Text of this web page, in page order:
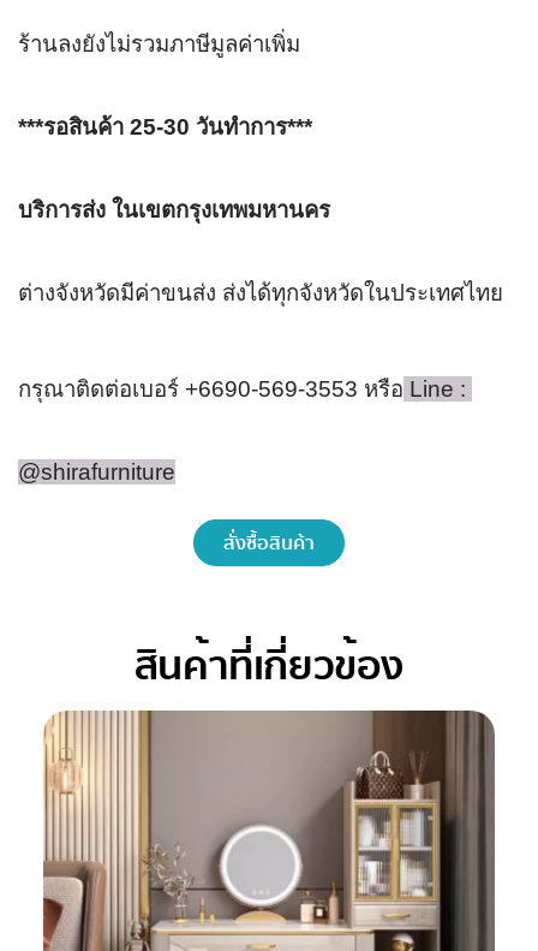
ร้านลงยังไม่รวมภาษีมูลค่าเพิ่ม
***รอสินค้า 25-30 วันทำการ***
บริการส่ง ในเขตกรุงเทพมหานคร
ต่างจังหวัดมีค่าขนส่ง ส่งได้ทุกจังหวัดในประเทศไทย
กรุณาติดต่อเบอร์ +6690-569-3553 หรือ Line :
@shirafurniture
สั่งซื้อสินค้า
สินค้าที่เกี่ยวข้อง